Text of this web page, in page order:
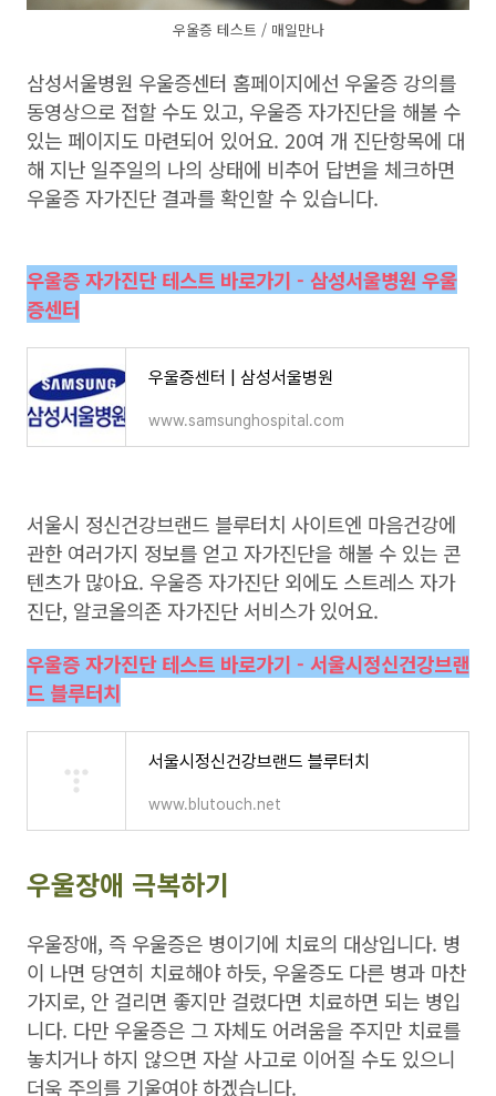
우울증 테스트 / 매일만나
삼성서울병원 우울증센터 홈페이지에선 우울증 강의를
동영상으로 접할 수도 있고, 우울증 자가진단을 해볼 수
있는 페이지도 마련되어 있어요. 20여 개 진단항목에 대
해 지난 일주일의 나의 상태에 비추어 답변을 체크하면
우울증 자가진단 결과를 확인할 수 있습니다.
우울증 자가진단 테스트 바로가기 - 삼성서울병원 우울
증센터
우울증센터 | 삼성서울병원
www.samsunghospital.com
서울시 정신건강브랜드 블루터치 사이트엔 마음건강에
관한 여러가지 정보를 얻고 자가진단을 해볼 수 있는 콘
텐츠가 많아요. 우울증 자가진단 외에도 스트레스 자가
진단, 알코올의존 자가진단 서비스가 있어요.
우울증 자가진단 테스트 바로가기 - 서울시정신건강브랜
드 블루터치
서울시정신건강브랜드 블루터치
www.blutouch.net
우울장애 극복하기
우울장애, 즉 우울증은 병이기에 치료의 대상입니다. 병
이 나면 당연히 치료해야 하듯, 우울증도 다른 병과 마찬
가지로, 안 걸리면 좋지만 걸렸다면 치료하면 되는 병입
니다. 다만 우울증은 그 자체도 어려움을 주지만 치료를
놓치거나 하지 않으면 자살 사고로 이어질 수도 있으니
더욱 주의를 기울여야 하겠습니다.